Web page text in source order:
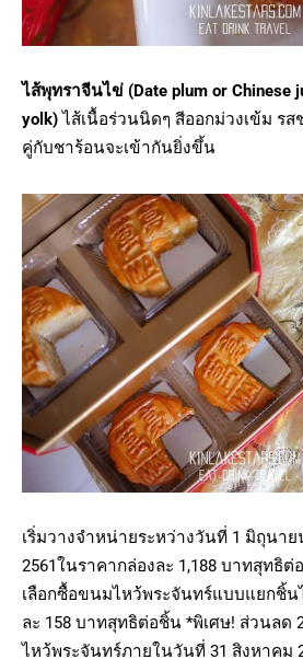
ไส้พุทราจีนไข่ (Date plum or Chinese
yolk)ไส้เนื้อร่วนนิดๆ สีออกม่วงเข้ม ร
คู่กับชาร้อนจะเข้ากันยิ่งขึ้น
เริ่มวางจำหน่ายระหว่างวันที่ 1 มิถุนาย
2561ในราคากล่องละ 1,188 บาทสุทธิต่
เลือกซื้อขนมไหว้พระจันทร์แบบแยกชิ้
ละ 158 บาทสุทธิต่อชิ้น *พิเศษ! ส่วนลด
ไหว้พระจันทร์ภายในวันที่ 31 สิงหาคม